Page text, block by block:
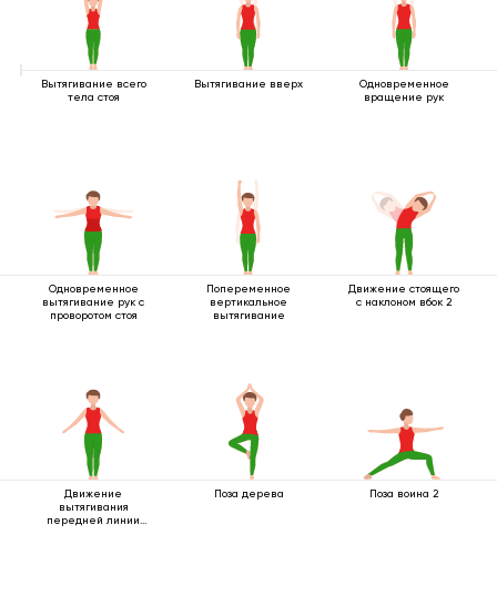
Вытягивание всего
тела стоя
Вытягивание вверх
Одновременное
вращение рук
Одновременное
вытягивание рук с
проворотом стоя
Попеременное
вертикальное
вытягивание
Движение стоящего
с наклоном вбок 2
Движение
вытягивания
передней линии
Поза дерева Поза воина 2